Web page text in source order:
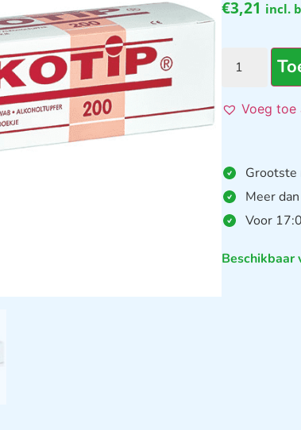
€3,21 incl.
Voeg toe
Meer
Voor
Beschikbaar